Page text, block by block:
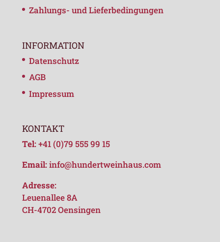
Zahlungs- und Lieferbedingungen
INFORMATION
Datenschutz
AGB
Impressum
KONTAKT
Tel:+41 (0)79 555 99 15
Email:info@hundertweinhaus.com
Adresse:
Leuenallee 8A
CH-4702 Oensingen